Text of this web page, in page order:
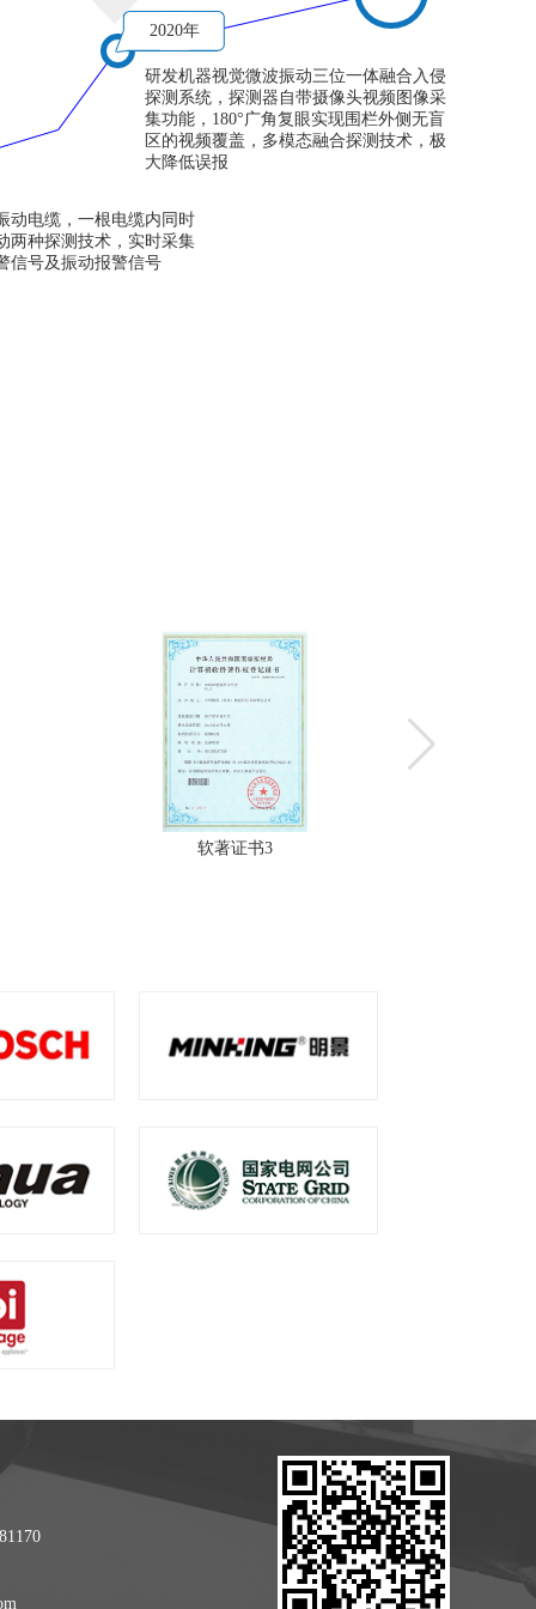
动电缆，一根电缆内同时
两种探测技术，实时采集
信号及振动报警信号
2020年
研发机器视觉微波振动三位一体融合入侵
探测系统，探测器自带摄像头视频图像采
集功能，180°广角复眼实现围栏外侧无盲
区的视频覆盖，多模态融合探测技术，极
大降低误报
软著证书3